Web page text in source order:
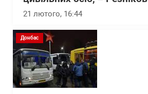
21 лютого, 16:44
Донбас